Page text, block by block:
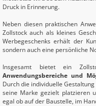
Druck in Erinnerung.
Neben diesen praktischen
Zollstock auch als kleines
Werbegeschenks erhält der
sondern auch eine persönliche
Insgesamt bietet ein
Anwendungsbereiche und
Durch die individuelle
seine Marke gezielt platzieren
egal ob auf der Baustelle, im